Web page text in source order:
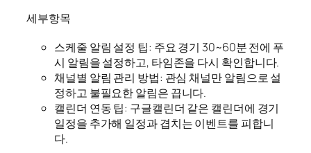
세부항목
스케줄 알림 설정 팁: 주요 경기 30~60분 전에 푸
시 알림을 설정하고, 타임존을 다시 확인합니다.
채널별 알림 관리 방법: 관심 채널만 알림으로 설
정하고 불필요한 알림은 끕니다.
캘린더 연동 팁: 구글캘린더 같은 캘린더에 경기
일정을 추가해 일정과 겹치는 이벤트를 피합니
다.